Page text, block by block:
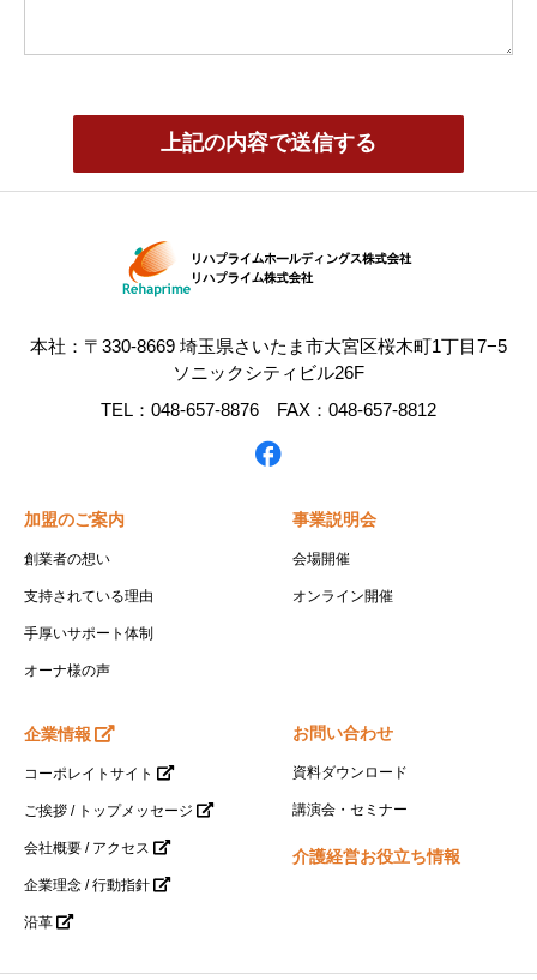
本社：〒330-8669 埼玉県さいたま市大宮区桜木町1丁目7−5
ソニックシティビル26F
TEL：048-657-8876 FAX：048-657-8812
加盟のご案内
創業者の想い
支持されている理由
手厚いサポート体制
オーナ様の声
事業説明会
会場開催
オンライン開催
企業情報
コーポレイトサイト
ご挨拶 / トップメッセージ
会社概要 / アクセス
企業理念 / 行動指針
沿革
お問い合わせ
資料ダウンロード
講演会・セミナー
介護経営お役立ち情報